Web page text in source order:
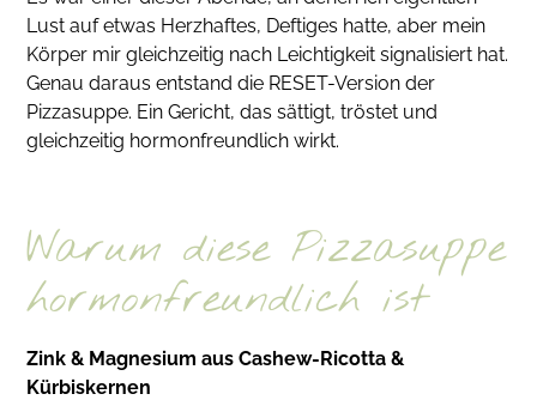
Lust auf etwas Herzhaftes, Deftiges hatte, aber mein
Körper mir gleichzeitig nach Leichtigkeit signalisiert hat.
Genau daraus entstand die RESET-Version der
Pizzasuppe. Ein Gericht, das sättigt, tröstet und
gleichzeitig hormonfreundlich wirkt.
Warum diese Pizzasuppe
hormonfreundlich ist
Zink & Magnesium aus Cashew-Ricotta &
Kürbiskernen